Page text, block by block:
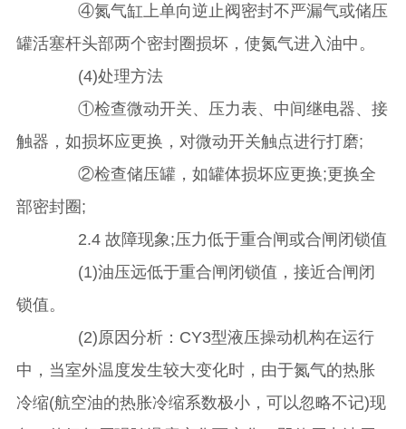
④氮气缸上单向逆止阀密封不严漏气或储压
罐活塞杆头部两个密封圈损坏，使氮气进入油中。
(4)处理方法
①检查微动开关、压力表、中间继电器、接
触器，如损坏应更换，对微动开关触点进行打磨;
②检查储压罐，如罐体损坏应更换;更换全
部密封圈;
2.4 故障现象;压力低于重合闸或合闸闭锁值
(1)油压远低于重合闸闭锁值，接近合闸闭
锁值。
(2)原因分析：CY3型液压操动机构在运行
中，当室外温度发生较大变化时，由于氮气的热胀
冷缩(航空油的热胀冷缩系数极小，可以忽略不记)现